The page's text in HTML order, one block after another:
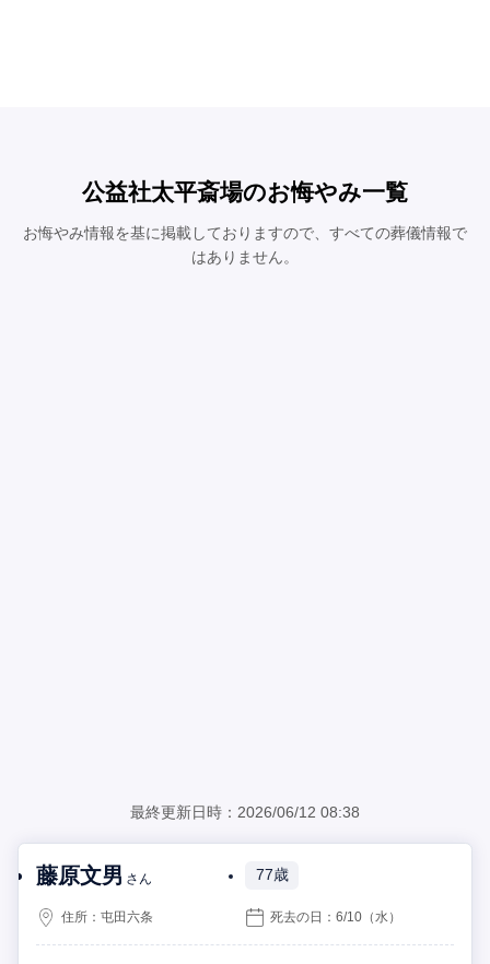
公益社太平斎場のお悔やみ一覧
お悔やみ情報を基に掲載しておりますので、すべての葬儀情報で
はありません。
最終更新日時：2026/06/12 08:38
藤原文男 さん 77歳
住所：屯田六条 死去の日：6/10 （水）